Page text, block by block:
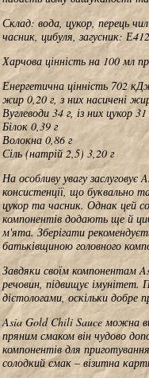
Склад: вода, цукор, перець
часник, цибуля, загусник:
Харчова цінність на 100 мл
Енергетична цінність 702
жир 0,20 г, з них насичені
Вуглеводи 34 г, із них цукор 31
Білок 0,39 г
Волокна 0,86 г
Сіль (натрій 2,5) 3,20 г
На особливу увагу
консистенції, що буквально
цукор та часник. Однак цей
компонентів додають ще й
м'ята. Зберігати
батьківщиною головного
Завдяки своїм компонентам
речовин, підвищує імунітет.
дієтологами, оскільки добре
Asia Gold Chili Sauce можна
пряним смаком він чудово
компонентів для
солодкий смак – візитна